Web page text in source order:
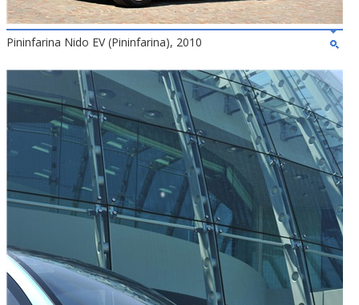
Pininfarina Nido EV (Pininfarina), 2010